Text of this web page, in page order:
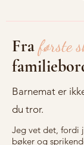
Fraførste
Barnemat er
du tror.
Jeg vet det, fordi
bøker og